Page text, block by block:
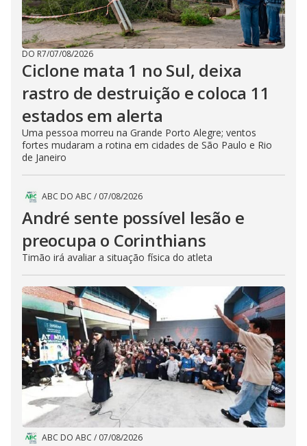
DO R7/07/08/2026
Ciclone mata 1 no Sul, deixa
rastro de destruição e coloca 11
estados em alerta
Uma pessoa morreu na Grande Porto Alegre; ventos
fortes mudaram a rotina em cidades de São Paulo e Rio
de Janeiro
ABC DO ABC / 07/08/2026
André sente possível lesão e
preocupa o Corinthians
Timão irá avaliar a situação física do atleta
ABC DO ABC / 07/08/2026